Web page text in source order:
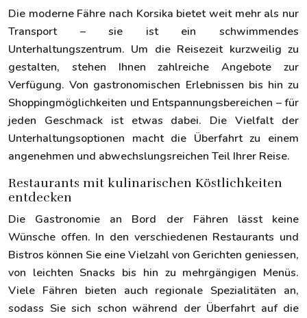
Die moderne Fähre nach Korsika bietet weit mehr als nur
Transport – sie ist ein schwimmendes
Unterhaltungszentrum. Um die Reisezeit kurzweilig zu
gestalten, stehen Ihnen zahlreiche Angebote zur
Verfügung. Von gastronomischen Erlebnissen bis hin zu
Shoppingmöglichkeiten und Entspannungsbereichen – für
jeden Geschmack ist etwas dabei. Die Vielfalt der
Unterhaltungsoptionen macht die Überfahrt zu einem
angenehmen und abwechslungsreichen Teil Ihrer Reise.
Restaurants mit kulinarischen Köstlichkeiten
entdecken
Die Gastronomie an Bord der Fähren lässt keine
Wünsche offen. In den verschiedenen Restaurants und
Bistros können Sie eine Vielzahl von Gerichten geniessen,
von leichten Snacks bis hin zu mehrgängigen Menüs.
Viele Fähren bieten auch regionale Spezialitäten an,
sodass Sie sich schon während der Überfahrt auf die